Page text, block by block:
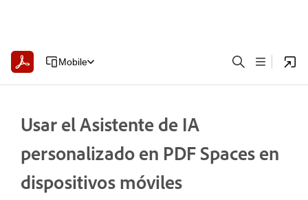
Mobile
Usar el Asistente de IA
personalizado en PDF Spaces en
dispositivos móviles